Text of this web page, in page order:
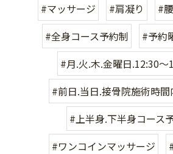
#マッサージ
#肩凝り #
#全身コース予約制
#予約
#月.火.木.金曜日.12:30〜
#前日.当日.接骨院施術時
#上半身.下半身コース
#ワンコインマッサージ